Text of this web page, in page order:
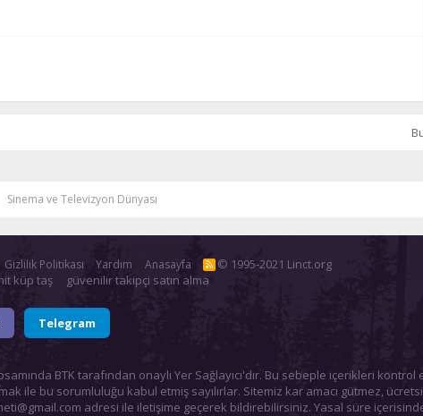
Sinema ve Televizyon Dünyası
Gizlilik Politikası Yardım Anasayfa
R
S
© 1995-2021 Linct.org
küp taş güvenilir takipçi satın alma
Telegram
BTK tarafından onaylı Yer Sağlayıcı'dır. Bu sebeple içerikleri
ile bu sorumluluğu kabul etmiş sayılırlar. Sitemiz kar amacı gütmez,
adresi ile iletişime geçerek bildirebilirsiniz. Yasal süre